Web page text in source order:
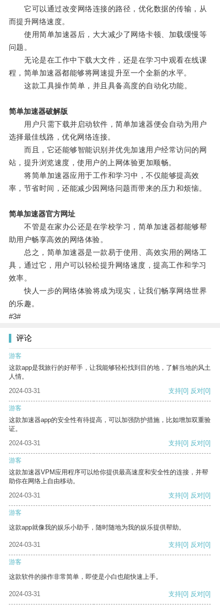
它可以通过改变网络连接的路径，优化数据的传输，从
而提升网络速度。
使用简单加速器后，大大减少了网络卡顿、加载缓慢等
问题。
无论是在工作中下载大文件，还是在学习中观看在线课
程，简单加速器都能够将网速提升至一个全新的水平。
这款工具操作简单，并且具备高度的自动化功能。
简单加速器破解版
用户只需下载并启动软件，简单加速器便会自动为用户
选择最佳线路，优化网络连接。
而且，它还能够智能识别并优先加速用户经常访问的网
站，提升浏览速度，使用户的上网体验更加顺畅。
将简单加速器应用于工作和学习中，不仅能够提高效
率，节省时间，还能减少因网络问题而带来的压力和烦恼。
简单加速器官方网址
不管是在家办公还是在学校学习，简单加速器都能够帮
助用户畅享高效的网络体验。
总之，简单加速器是一款易于使用、高效实用的网络工
具，通过它，用户可以轻松提升网络速度，提高工作和学习
效率。
快人一步的网络体验将成为现实，让我们畅享网络世界
的乐趣。
#3#
评论
游客
这款app是我旅行的好帮手，让我能够轻松找到目的地，了解当地的风土
人情。
2024-03-31
支持[0] 反对[0]
游客
这款加速器app的安全性有待提高，可以加强防护措施，比如增加双重验
证。
2024-03-31
支持[0] 反对[0]
游客
这款加速器VPM应用程序可以给你提供最高速度和安全性的连接，并帮
助你在网络上自由移动。
2024-03-31
支持[0] 反对[0]
游客
这款app就像我的娱乐小助手，随时随地为我的娱乐提供帮助。
2024-03-31 支持[0] 反对[0]
游客
这款软件的操作非常简单，即使是小白也能快速上手。
2024-03-31 支持[0] 反对[0]